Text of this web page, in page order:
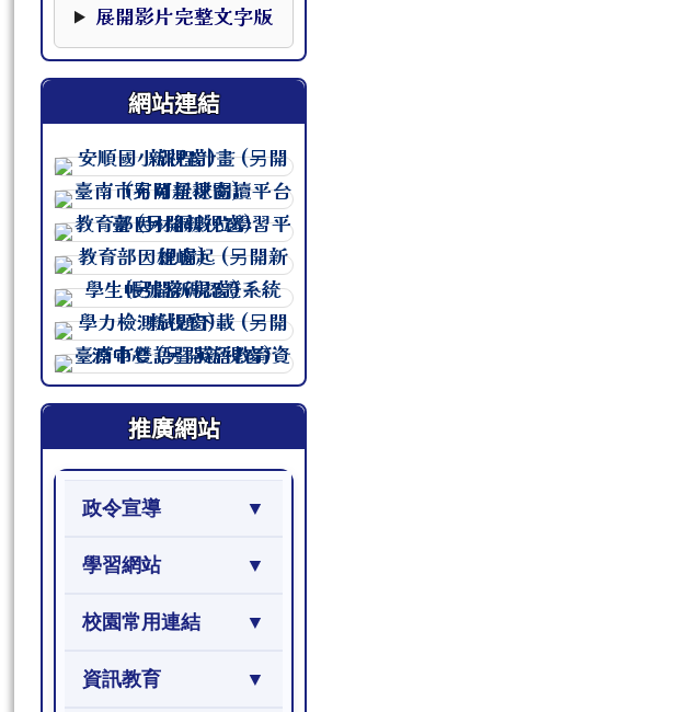
展開影片完整文字版
網站連結
連至 http://course.tn.edu.tw/school.aspx?sch=213626
連至 http://course.tn.edu.tw/school.aspx?sch=213626
連至 http://course.tn.edu.tw/school.aspx?sch=213626
連至 http://course.tn.edu.tw/school.aspx?sch=213626
連至 http://course.tn.edu.tw/school.aspx?sch=213626
連至 http://course.tn.edu.tw/school.aspx?sch=213626
連至 http://course.tn.edu.tw/school.aspx?sch=213626
推廣網站
政令宣導
學習網站
校園常用連結
資訊教育